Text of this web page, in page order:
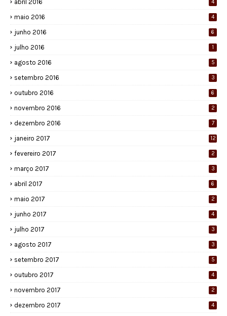
abril 2016 4
maio 2016 4
junho 2016 6
julho 2016 1
agosto 2016 5
setembro 2016 3
outubro 2016 6
novembro 2016 2
dezembro 2016 7
janeiro 2017 12
fevereiro 2017 2
março 2017 3
abril 2017 6
maio 2017 2
junho 2017 4
julho 2017 3
agosto 2017 3
setembro 2017 5
outubro 2017 4
novembro 2017 2
dezembro 2017 4